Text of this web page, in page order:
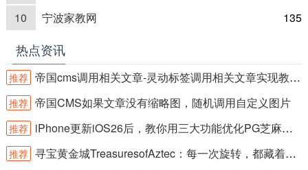
10
宁波家教网 135
热点资讯
推荐 帝国cms调用相关文章-灵动标签调用相关文章实现教程-简单方法推荐
推荐 帝国CMS如果文章没有缩略图，随机调用自定义图片
推荐 iPhone更新iOS26后，教你用三大功能优化PG芝麻开门
推荐 寻宝黄金城TreasuresofAztec：每一次旋转，都藏着远古财富！